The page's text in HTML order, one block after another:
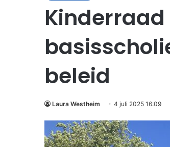
beleid
Laura Westheim 4 juli 2025 16:09